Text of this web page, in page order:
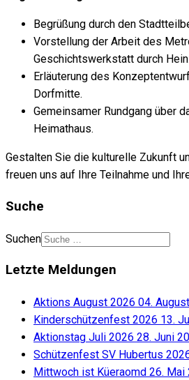
Begrüßung durch den
Vorstellung der Arbeit des
Geschichtswerkstatt durch
Erläuterung des
Dorfmitte.
Gemeinsamer Rundgang über
Heimathaus.
Gestalten Sie die kulturelle Zukunft
freuen uns auf Ihre Teilnahme und
Suche
Suchen
Letzte Meldungen
Aktions August 2026 04.
Kinderschützenfest 2026 13.
Aktionstag Juli 2026 28. Juni
Schützenfest SV Hubertus
Mittwoch ist Küeraomd 26. Mai